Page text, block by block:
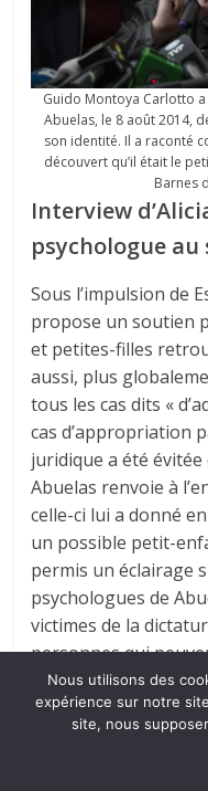
Guido Montoya Carlotto
Abuelas, le 8 août 2014,
son identité. Il a raconté
découvert qu’il était le
Barnes
Interview
psychologue au
Sous l’impulsion de
propose un soutien
et petites-filles
aussi, plus
tous les cas dits «
cas d’appropriation
juridique a été
Abuelas renvoie à
celle-ci lui a donné
un possible petit-
permis un éclairage
psychologues de
victimes de la
personnes qui
origine. Abuelas
touche beaucoup de
Nous utilisons des
expérience sur notre
site, nous